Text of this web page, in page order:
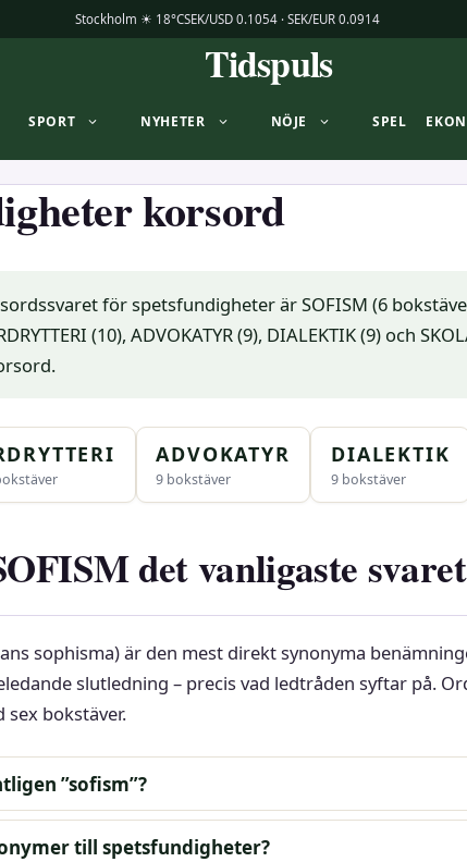
Stockholm ☀ 18°CSEK/USD 0.1054 · SEK/EUR 0.0914
Tidspuls
SPORT NYHETER NÖJE SPEL
korsord
för spetsfundigheter är SOFISM (6
(10), ADVOKATYR (9), DIALEKTIK (9) och
ADVOKATYR
9 bokstäver
DIALEKTIK
9 bokstäver
det vanligaste
sophisma) är den mest direkt synonyma
slutledning – precis vad ledtråden syftar på.
bokstäver.
”sofism”?
till spetsfundigheter?